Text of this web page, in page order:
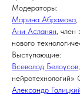
Модераторы:
Марина Абрамова
Ани Асланян ,
нового
Выступающие:
Всеволод Белоусов
нейротехнологий»
Александр